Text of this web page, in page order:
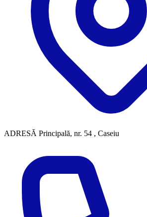
ADRESĂ Principală, nr. 54 , Caseiu